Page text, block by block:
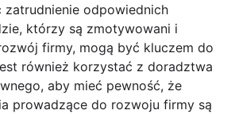
zatrudnienie odpowiednich
którzy są zmotywowani i
firmy, mogą być kluczem do
również korzystać z doradztwa
aby mieć pewność, że
prowadzące do rozwoju firmy są